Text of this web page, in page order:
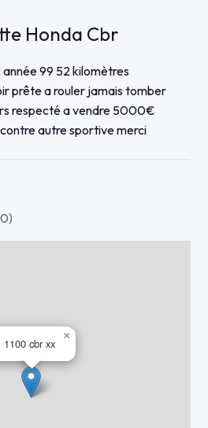
Honda Cbr
année 99 52 kilomètres
prête a rouler jamais tomber
respecté a vendre 5000€
autre sportive merci
1100 cbr xx
×